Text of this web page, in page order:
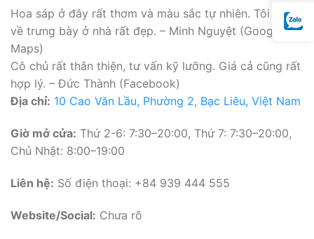
Hoa sáp ở đây rất thơm và màu sắc tự nhiên. Tôi mua
về trưng bày ở nhà rất đẹp. – Minh Nguyệt (Google
Maps)
Cô chủ rất thân thiện, tư vấn kỹ lưỡng. Giá cả cũng rất
hợp lý. – Đức Thành (Facebook)
Địa chỉ: 10 Cao Văn Lầu, Phường 2, Bạc Liêu, Việt Nam
Giờ mở cửa: Thứ 2-6: 7:30–20:00, Thứ 7: 7:30–20:00,
Chủ Nhật: 8:00–19:00
Liên hệ: Số điện thoại: +84 939 444 555
Website/Social: Chưa rõ